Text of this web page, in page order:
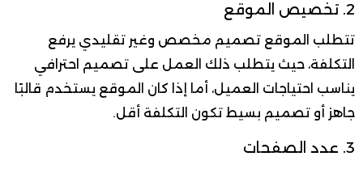
2. تخصيص الموقع
تتطلب الموقع تصميم مخصص وغير تقليدي يرفع
التكلفة، حيث يتطلب ذلك العمل على تصميم احترافي
يناسب احتياجات العميل، أما إذا كان الموقع يستخدم قالبًا
جاهز أو تصميم بسيط تكون التكلفة أقل.
3. عدد الصفحات